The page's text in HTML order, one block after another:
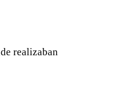
realizaban